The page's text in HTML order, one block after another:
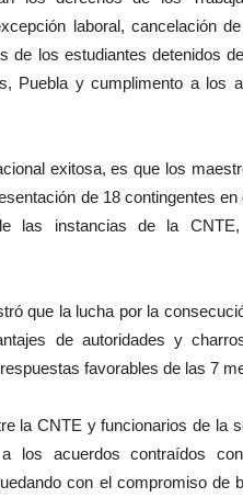
laboral, cancelación
de los estudiantes detenidos
Puebla y cumplimento a los
exitosa, es que los
de 18 contingentes en
las instancias de la
que la lucha por la
de autoridades y
favorables de las 7
la CNTE y funcionarios de la
los acuerdos contraídos
con el compromiso de